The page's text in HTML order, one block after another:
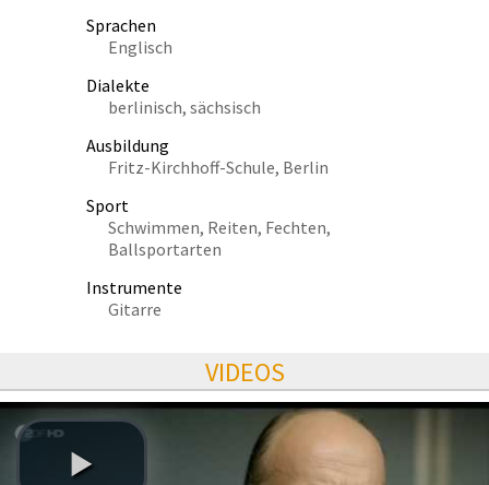
Sprachen
Englisch
Dialekte
berlinisch, sächsisch
Ausbildung
Fritz-Kirchhoff-Schule, Berlin
Sport
Schwimmen, Reiten, Fechten,
Ballsportarten
Instrumente
Gitarre
VIDEOS